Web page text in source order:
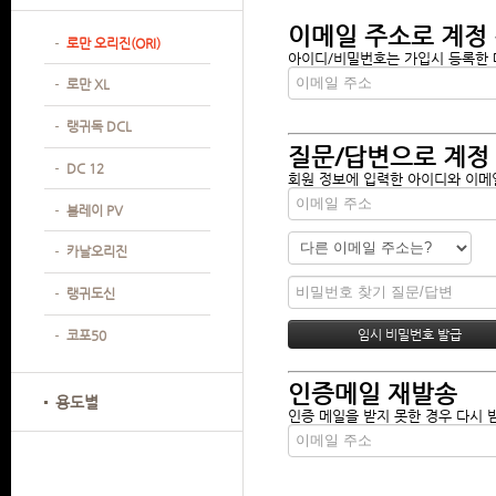
로만 오리진(ORI)
로만 XL
랭귀독 DCL
DC 12
볼레이 PV
카날오리진
랭귀도신
코포50
용도별
이메일 주소로 계정
아이디/비밀번호는 가입시 등록
질문/답변으로 계정
회원 정보에 입력한 아이디와 이
인증메일 재발송
인증 메일을 받지 못한 경우 다시